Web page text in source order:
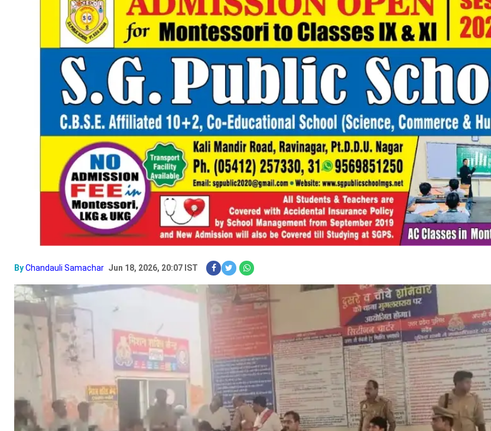
ByChandauli Samachar Jun 18, 2026, 20:07 IST